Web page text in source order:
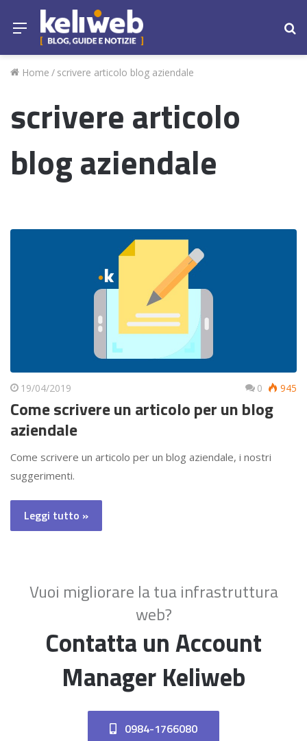
Menu
Home / scrivere articolo blog aziendale
scrivere articolo
blog aziendale
19/04/2019 0 945
Come scrivere un articolo per un blog
aziendale
Come scrivere un articolo per un blog aziendale, i nostri
suggerimenti.
Leggi tutto »
Vuoi migliorare la tua infrastruttura
web?
Contatta un Account
Manager Keliweb
0984-1766080